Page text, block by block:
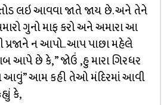
લઇ આવવા જાતે જાય છે. અને તેને
ગુનો માફ કરો અને અમારા આ
પ્રજાને ન આપો.. આપ પાછા મહેલે
આપે છે કે, ” જોઉં ,હુ મારા ગિરધર
આવું” આમ કહી તેઓ મંદિરમાં આવી
કે,